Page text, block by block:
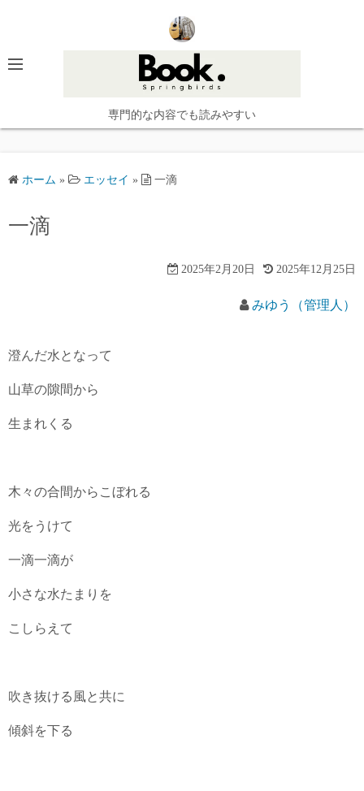
ン
ッ
専門的な内容でも読みやすい
ホーム » エッセイ » 一滴
一滴
2025年2月20日 2025年12月25日
みゆう（管理人）
澄んだ水となって
山草の隙間から
生まれくる
木々の合間からこぼれる
光をうけて
一滴一滴が
小さな水たまりを
こしらえて
吹き抜ける風と共に
傾斜を下る